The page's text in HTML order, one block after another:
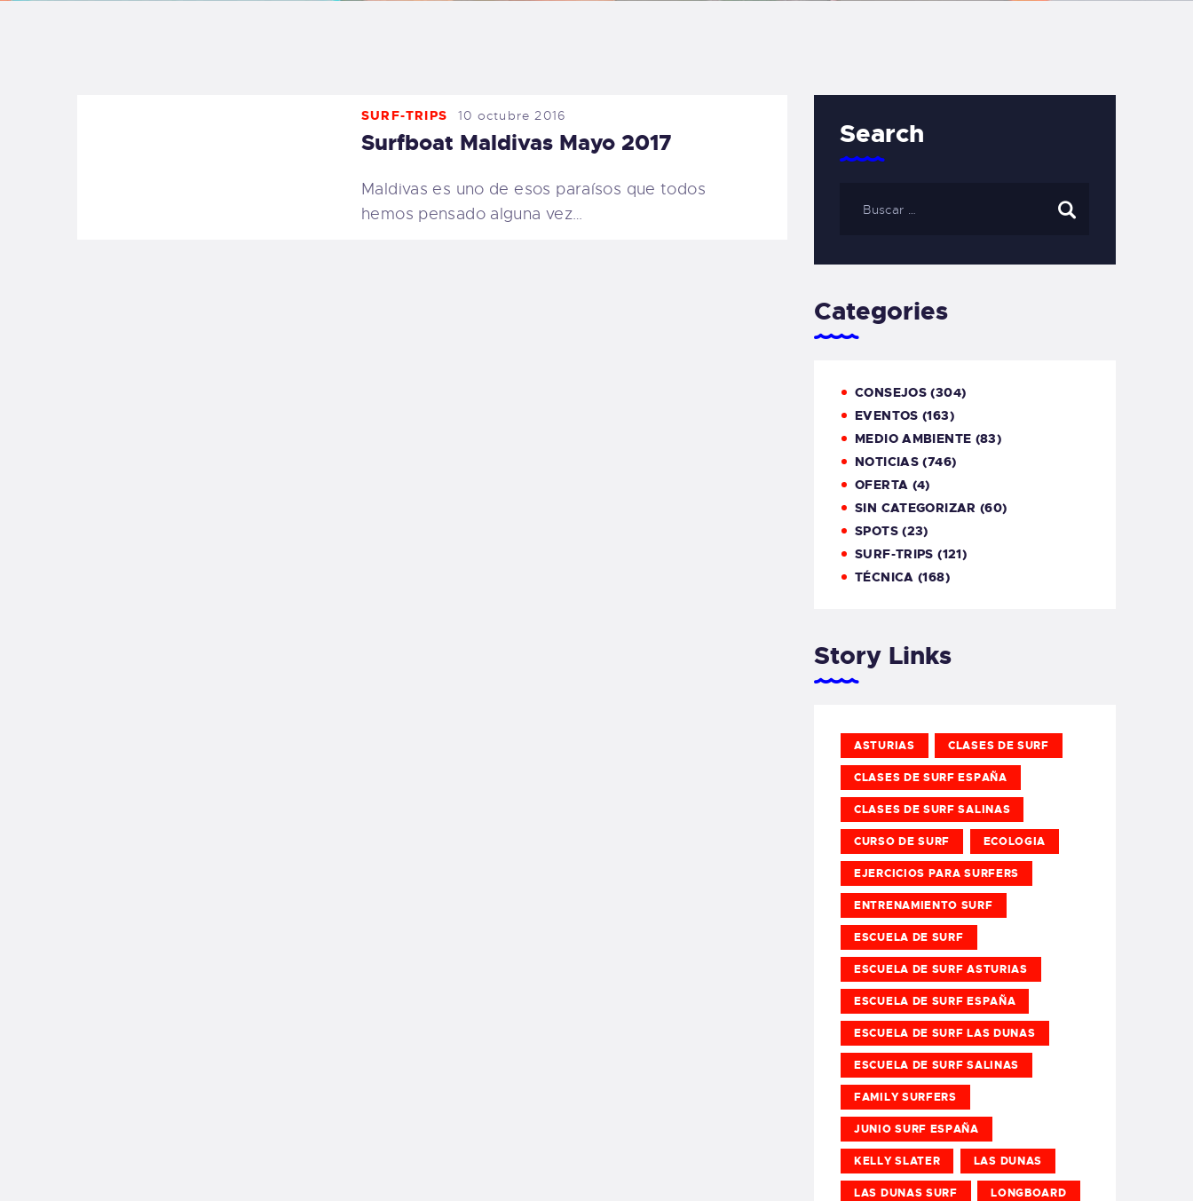
CONTACTO
CARRITO
TIENDA FAMILY
SURF-TRIPS 10 octubre 2016
Surfboat Maldivas Mayo 2017
Maldivas es uno de esos paraísos que todos
hemos pensado alguna vez…
Search
Categories
CONSEJOS (304)
EVENTOS (163)
MEDIO AMBIENTE (83)
NOTICIAS (746)
OFERTA (4)
SIN CATEGORIZAR (60)
SPOTS(23)
SURF-TRIPS (121)
TÉCNICA (168)
Story Links
ASTURIAS CLASES DE SURF
CLASES DE SURF ESPAÑA
CLASES DE SURF SALINAS
CURSO DE SURF ECOLOGIA
EJERCICIOS PARA SURFERS
ENTRENAMIENTO SURF
ESCUELA DE SURF
ESCUELA DE SURF ASTURIAS
ESCUELA DE SURF ESPAÑA
ESCUELA DE SURF LAS DUNAS
ESCUELA DE SURF SALINAS
FAMILY SURFERS
JUNIO SURF ESPAÑA
KELLY SLATER LAS DUNAS
LAS DUNAS SURF LONGBOARD